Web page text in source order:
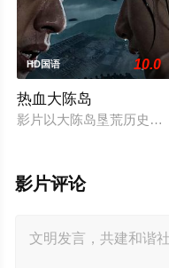
HD国语 10.0
热血大陈岛
影片以大陈岛垦荒历史为
影片评论